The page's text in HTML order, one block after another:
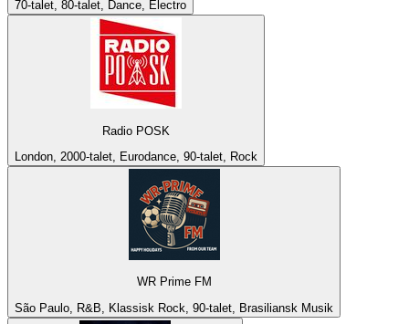
70-talet, 80-talet, Dance, Electro
Radio POSK
London, 2000-talet, Eurodance, 90-talet, Rock
WR Prime FM
São Paulo, R&B, Klassisk Rock, 90-talet, Brasiliansk Musik